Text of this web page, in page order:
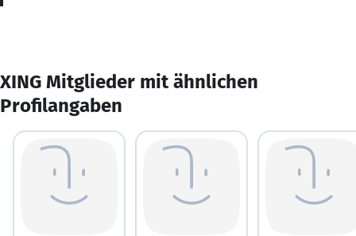
XING Mitglieder mit ähnlichen
Profilangaben